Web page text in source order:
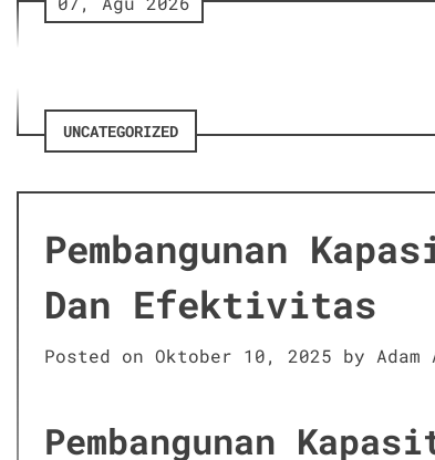
Skip
to
UNCATEGORIZED
Pembangunan
Dan Efektivitas
Posted on Oktober 10, 2025 by Adam
Pembangunan